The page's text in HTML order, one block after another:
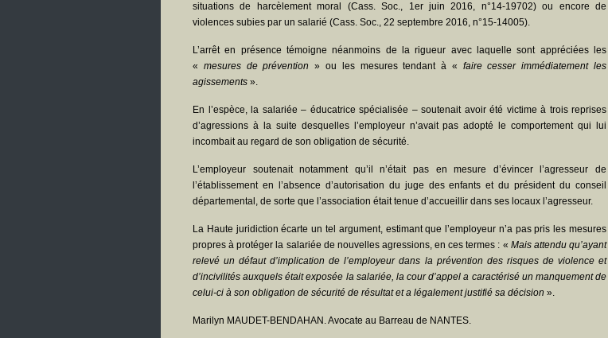
situations de harcèlement moral (Cass. Soc., 1erjuin 2016, n°14-19702) ou encore de
violences subies par un salarié (Cass. Soc., 22 septembre 2016, n°15-14005).
L’arrêt en présence témoigne néanmoins de la rigueur avec laquelle sont appréciées les
« mesures de prévention » ou les mesures tendant à « faire cesser immédiatement les
agissements ».
En l’espèce, la salariée – éducatrice spécialisée – soutenait avoir été victime à trois reprises
d’agressions à la suite desquelles l’employeur n’avait pas adopté le comportement qui lui
incombait au regard de son obligation de sécurité.
L’employeur soutenait notamment qu’il n’était pas en mesure d’évincer l’agresseur de
l’établissement en l’absence d’autorisation du juge des enfants et du président du conseil
départemental, de sorte que l’association était tenue d’accueillir dans ses locaux l’agresseur.
La Haute juridiction écarte un tel argument, estimant que l’employeur n’a pas pris les mesures
propres à protéger la salariée de nouvelles agressions, en ces termes : « Mais attendu qu’ayant
relevé un défaut d’implication de l’employeur dans la prévention des risques de violence et
d’incivilités auxquels était exposée la salariée, la cour d’appel a caractérisé un manquement de
celui-ci à son obligation de sécurité de résultat et a légalement justifié sa décision ».
Marilyn MAUDET-BENDAHAN. Avocate au Barreau de NANTES.